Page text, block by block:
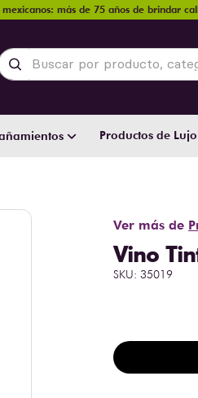
más de 75 años de brindar
Buscar por producto, categoría,
Productos de Lujo
Ver más de
Vino
SKU: 35019